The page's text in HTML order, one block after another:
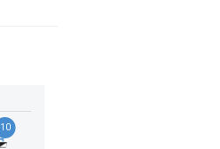
10